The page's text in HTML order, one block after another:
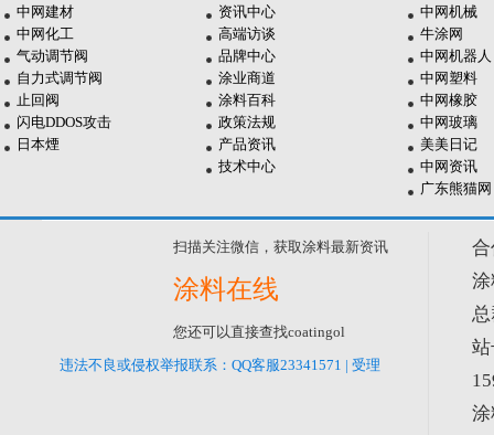
中网建材
中网化工
气动调节阀
自力式调节阀
止回阀
闪电DDOS攻击
日本煙
资讯中心
高端访谈
品牌中心
涂业商道
涂料百科
政策法规
产品资讯
技术中心
中网机械
牛涂网
中网机器人
中网塑料
中网橡胶
中网玻璃
美美日记
中网资讯
广东熊猫网
扫描关注微信，获取涂料最新资讯
涂料在线
您还可以直接查找coatingol
违法不良或侵权举报联系：QQ客服23341571 | 受理